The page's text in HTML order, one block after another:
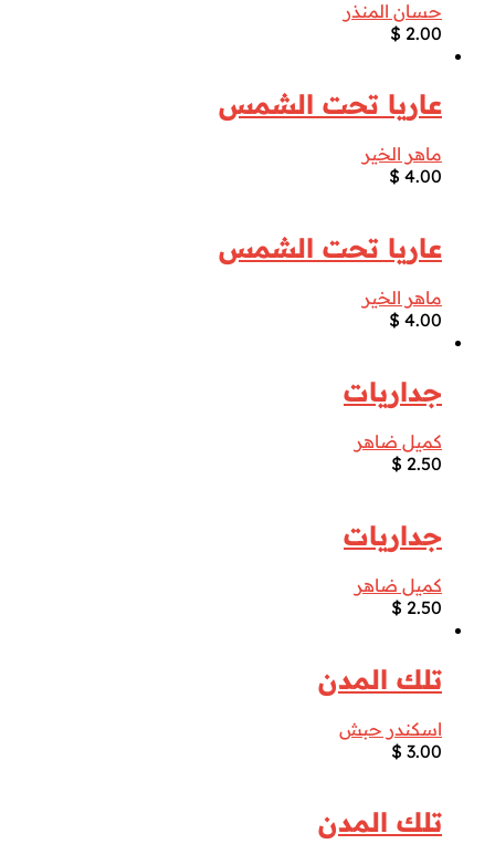
حسان المنذر
$ 2.00
عاريا تحت الشمس
ماهر الخير
$ 4.00
عاريا تحت الشمس
ماهر الخير
$ 4.00
جداريات
كميل ضاهر
$ 2.50
جداريات
كميل ضاهر
$ 2.50
تلك المدن
اسكندر حبش
$ 3.00
تلك المدن